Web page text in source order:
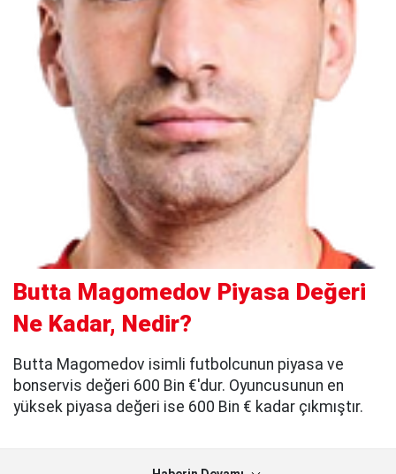
Butta Magomedov Piyasa Değeri
Ne Kadar, Nedir?
Butta Magomedov isimli futbolcunun piyasa ve
bonservis değeri 600 Bin €'dur. Oyuncusunun en
yüksek piyasa değeri ise 600 Bin € kadar çıkmıştır.